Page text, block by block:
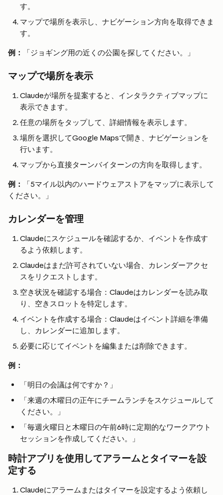
す。
マップで場所を表示し、ナビゲーション方向を取得できま
す。
例： 「ジョギング用の近くの公園を探してください。」
マップで場所を表示
Claudeが場所を提案すると、インタラクティブマップに
表示できます。
任意の場所をタップして、詳細情報を表示します。
場所を選択してGoogle Mapsで開き、ナビゲーションを
行います。
マップから直接ターンバイターンの方向を取得します。
例：
「5マイル以内のハードウェアストアをマップに表示して
ください。」
カレンダーを管理
Claudeにスケジュールを確認するか、イベントを作成す
るよう依頼します。
Claudeはまだ許可されていない場合、カレンダーアクセ
スをリクエストします。
空き状況を確認する場合：Claudeはカレンダーを読み取
り、空きスロットを特定します。
イベントを作成する場合：Claudeはイベント詳細を準備
し、カレンダーに追加します。
必要に応じてイベントを編集または削除できます。
例：
「明日の会議は何ですか？」
「来週の木曜日の正午にチームランチをスケジュールして
ください。」
「毎週火曜日と木曜日の午前6時に定期的なワークアウト
セッションを作成してください。」
時計アプリを使用してアラームとタイマーを設
定する
Claudeにアラームまたはタイマーを設定するよう依頼し